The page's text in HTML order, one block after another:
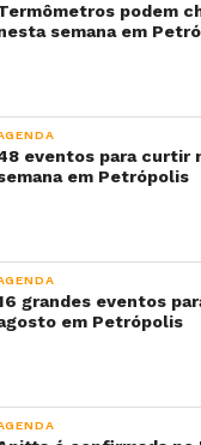
podem
semana em
eventos para curtir
em Petrópolis
grandes eventos
em Petrópolis